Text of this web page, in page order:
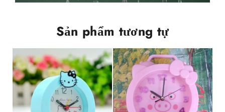
Sản phẩm tương tự